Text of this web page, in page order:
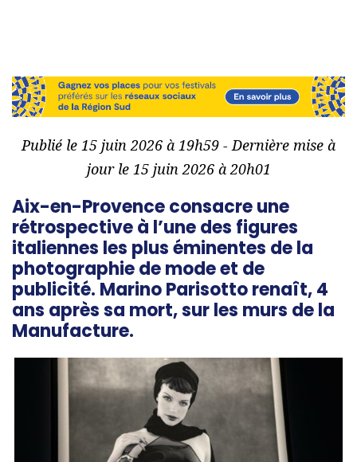
Publié le 15 juin 2026 à 19h59 - Dernière mise à
jour le 15 juin 2026 à 20h01
Aix-en-Provence consacre une
rétrospective à l’une des figures
italiennes les plus éminentes de la
photographie de mode et de
publicité. Marino Parisotto renaît, 4
ans après sa mort, sur les murs de la
Manufacture.